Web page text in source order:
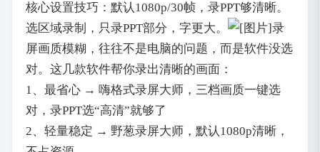
核心设置技巧：默认1080p/30帧，录PPT够清晰。
选区域录制，只录PPT部分，字更大。
录
屏画质模糊，往往不是电脑的问题，而是软件没选
对。这几款软件帮你录出清晰的画面：
1、最省心 → 嗨格式录屏大师，三档画质一键选
对，录PPT选“高清”就够了
2、轻量稳定 → 野葱录屏大师，默认1080p清晰，